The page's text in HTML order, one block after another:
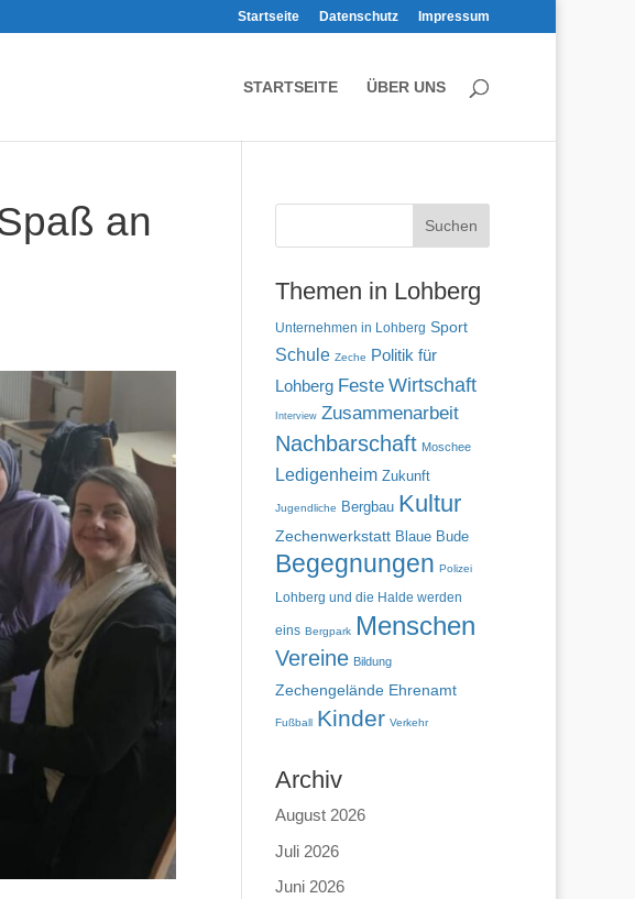
Startseite Datenschutz Impressum
STARTSEITE ÜBER UNS
an
Themen in Lohberg
Unternehmen in Lohberg Sport
Schule Zeche Politik für
Lohberg Feste Wirtschaft
Interview Zusammenarbeit
Nachbarschaft Moschee
Ledigenheim Zukunft
Jugendliche Bergbau Kultur
Zechenwerkstatt Blaue Bude
Begegnungen Polizei
Lohberg und die Halde werden
eins Bergpark Menschen
Vereine Bildung
Zechengelände Ehrenamt
Fußball Kinder Verkehr
Archiv
August 2026
Juli 2026
Juni 2026